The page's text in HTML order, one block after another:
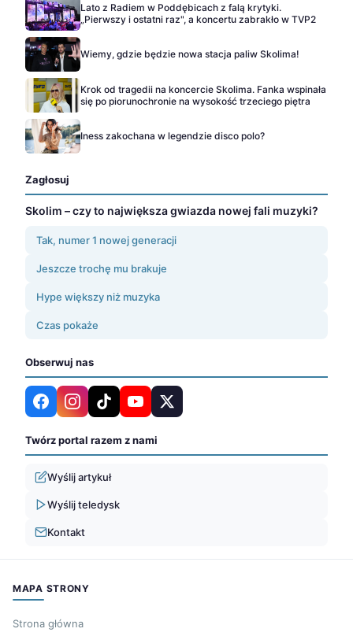
Lato z Radiem w Poddębicach z falą krytyki.
„Pierwszy i ostatni raz", a koncertu zabrakło w TVP2
Wiemy, gdzie będzie nowa stacja paliw Skolima!
Krok od tragedii na koncercie Skolima. Fanka wspinała
się po piorunochronie na wysokość trzeciego piętra
Iness zakochana w legendzie disco polo?
Zagłosuj
Skolim – czy to największa gwiazda nowej fali muzyki?
Tak, numer 1 nowej generacji
Jeszcze trochę mu brakuje
Hype większy niż muzyka
Czas pokaże
Obserwuj nas
Twórz portal razem z nami
Wyślij artykuł
Wyślij teledysk
Kontakt
MAPA STRONY
Strona główna